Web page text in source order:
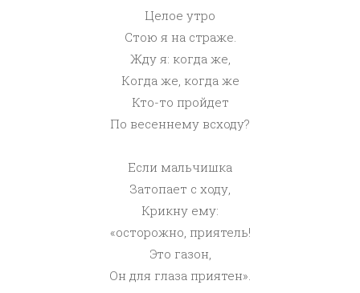
Целое утро
Стою я на страже.
Жду я: когда же,
Когда же, когда же
Кто-то пройдет
По весеннему всходу?
Если мальчишка
Затопает с ходу,
Крикну ему:
«осторожно, приятель!
Это газон,
Он для глаза приятен».